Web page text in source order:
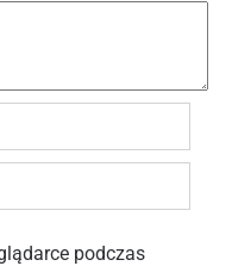
podczas